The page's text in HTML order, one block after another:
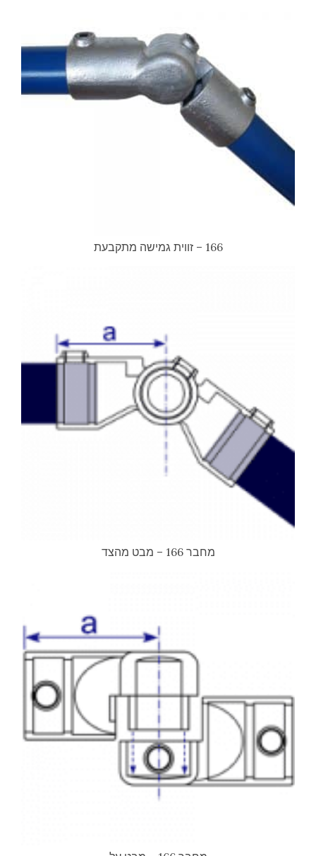
166 – זווית גמישה מתקבעת
מחבר 166 – מבט מהצד